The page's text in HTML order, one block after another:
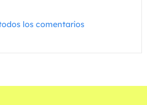
los comentarios